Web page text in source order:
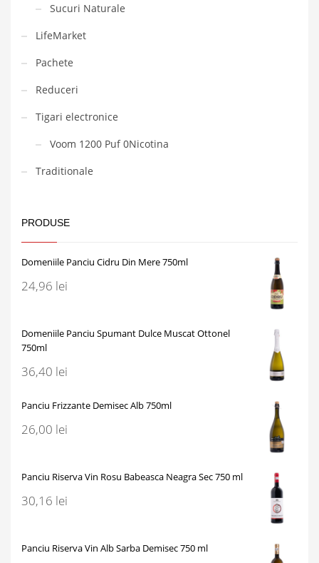
Sucuri Naturale
LifeMarket
Pachete
Reduceri
Tigari electronice
Voom 1200 Puf 0Nicotina
Traditionale
PRODUSE
Domeniile Panciu Cidru Din Mere 750ml
24,96 lei
Domeniile Panciu Spumant Dulce Muscat Ottonel
750ml
36,40 lei
Panciu Frizzante Demisec Alb 750ml
26,00 lei
Panciu Riserva Vin Rosu Babeasca Neagra Sec 750 ml
30,16 lei
Panciu Riserva Vin Alb Sarba Demisec 750 ml